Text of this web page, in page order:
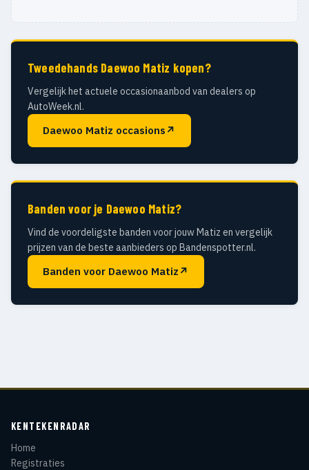
Tweedehands Daewoo Matiz kopen?
Vergelijk het actuele occasionaanbod van dealers op
AutoWeek.nl.
Daewoo Matiz occasions ↗
Banden voor je Daewoo Matiz?
Vind de voordeligste banden voor jouw Matiz en vergelijk
prijzen van de beste aanbieders op Bandenspotter.nl.
Banden voor Daewoo Matiz ↗
KENTEKENRADAR
Home
Registraties